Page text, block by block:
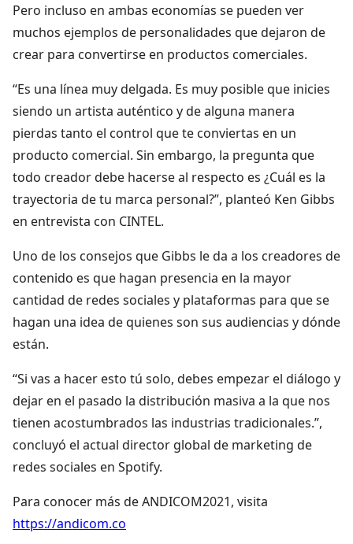
Pero incluso en ambas economías se pueden ver
muchos ejemplos de personalidades que dejaron de
crear para convertirse en productos comerciales.
“Es una línea muy delgada. Es muy posible que inicies
siendo un artista auténtico y de alguna manera
pierdas tanto el control que te conviertas en un
producto comercial. Sin embargo, la pregunta que
todo creador debe hacerse al respecto es ¿Cuál es la
trayectoria de tu marca personal?”, planteó Ken Gibbs
en entrevista con CINTEL.
Uno de los consejos que Gibbs le da a los creadores de
contenido es que hagan presencia en la mayor
cantidad de redes sociales y plataformas para que se
hagan una idea de quienes son sus audiencias y dónde
están.
“Si vas a hacer esto tú solo, debes empezar el diálogo y
dejar en el pasado la distribución masiva a la que nos
tienen acostumbrados las industrias tradicionales.”,
concluyó el actual director global de marketing de
redes sociales en Spotify.
Para conocer más de ANDICOM2021, visita
https://andicom.co